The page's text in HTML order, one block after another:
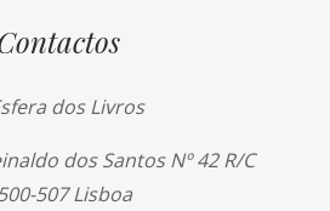
dos Livros
dos Santos Nº 42 R/C
507 Lisboa